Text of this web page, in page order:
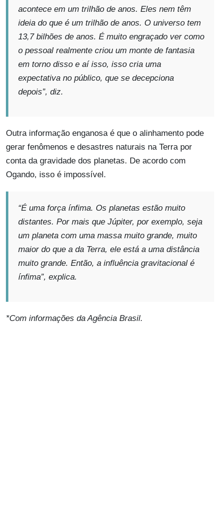
acontece em um trilhão de anos. Eles nem têm
ideia do que é um trilhão de anos. O universo tem
13,7 bilhões de anos. É muito engraçado ver como
o pessoal realmente criou um monte de fantasia
em torno disso e aí isso, isso cria uma
expectativa no público, que se decepciona
depois”, diz.
Outra informação enganosa é que o alinhamento pode
gerar fenômenos e desastres naturais na Terra por
conta da gravidade dos planetas. De acordo com
Ogando, isso é impossível.
“É uma força ínfima. Os planetas estão muito
distantes. Por mais que Júpiter, por exemplo, seja
um planeta com uma massa muito grande, muito
maior do que a da Terra, ele está a uma distância
muito grande. Então, a influência gravitacional é
ínfima”, explica.
*Com informações da Agência Brasil.